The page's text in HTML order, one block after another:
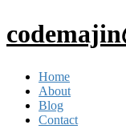
Home
About
Blog
Contact